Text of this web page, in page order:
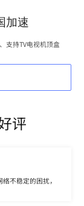
加速
支持TV电视机顶盒
评
不稳定的困扰，